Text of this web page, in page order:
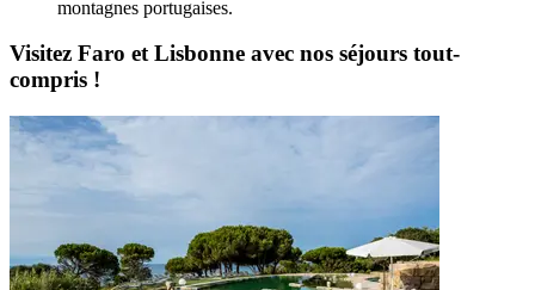
montagnes portugaises.
Visitez Faro et Lisbonne avec nos séjours tout-
compris !